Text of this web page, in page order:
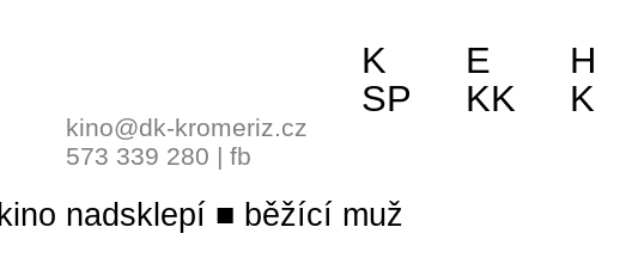
kino nadsklepí běžící muž
kino@dk-kromeriz.cz
573 339 280 | fb
K
SP
E
KK
H
K